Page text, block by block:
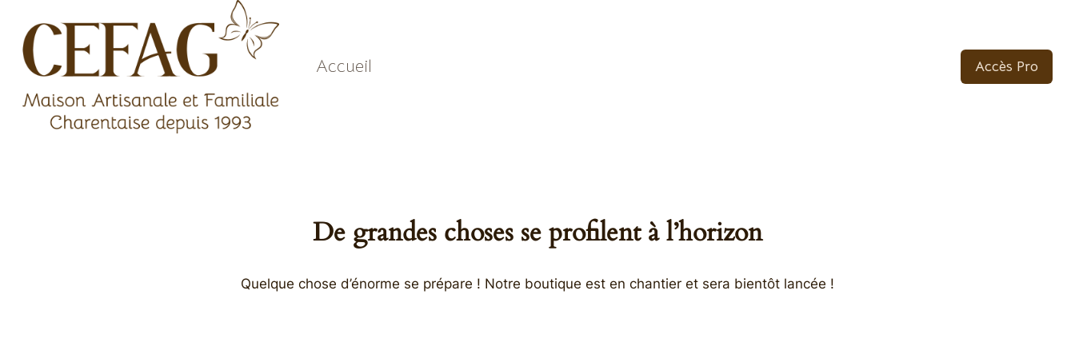
contenu
Accueil Accès Pro
De grandes choses se profilent à l’horizon
Quelque chose d’énorme se prépare ! Notre boutique est en chantier et sera bientôt lancée !